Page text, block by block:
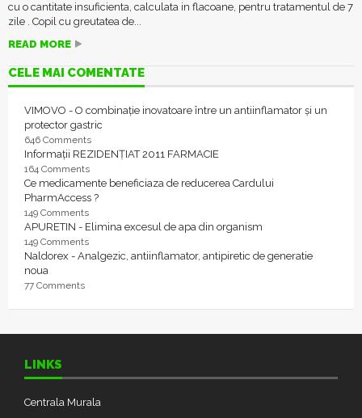
cu o cantitate insuficienta, calculata in flacoane, pentru tratamentul de 7
zile . Copil cu greutatea de...
READ MORE
CELE MAI COMENTATE
VIMOVO - O combinație inovatoare între un antiinflamator și un
protector gastric
646 Comments
Informații REZIDENȚIAT 2011 FARMACIE
164 Comments
Ce medicamente beneficiaza de reducerea Cardului
PharmAccess ?
149 Comments
APURETIN - Elimina excesul de apa din organism
149 Comments
Naldorex - Analgezic, antiinflamator, antipiretic de generatie
noua
77 Comments
LINKS
Centrala Murala